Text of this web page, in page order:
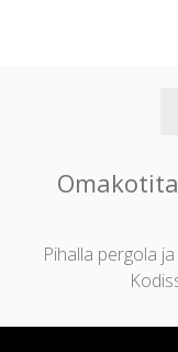
Pihalla pergola